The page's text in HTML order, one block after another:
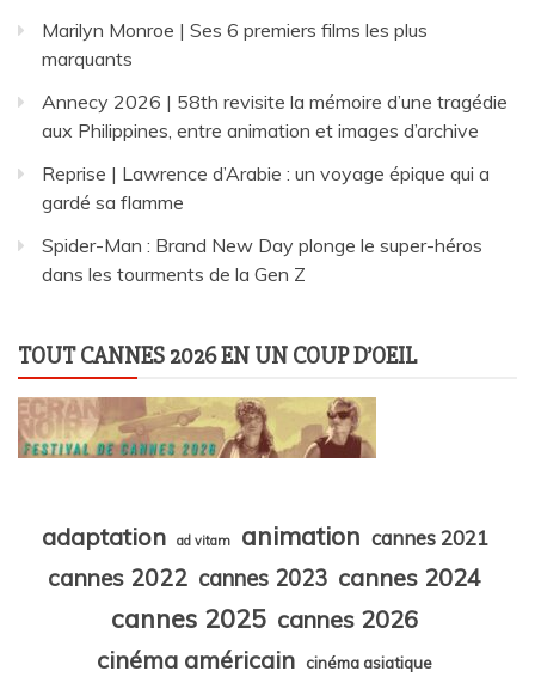
Marilyn Monroe | Ses 6 premiers films les plus
marquants
Annecy 2026 | 58th revisite la mémoire d’une tragédie
aux Philippines, entre animation et images d’archive
Reprise | Lawrence d’Arabie : un voyage épique qui a
gardé sa flamme
Spider-Man : Brand New Day plonge le super-héros
dans les tourments de la Gen Z
TOUT CANNES 2026 EN UN COUP D’OEIL
adaptation ad vitam animation cannes 2021
cannes 2022 cannes 2023 cannes 2024
cannes 2025 cannes 2026
cinéma américain
cinéma asiatique